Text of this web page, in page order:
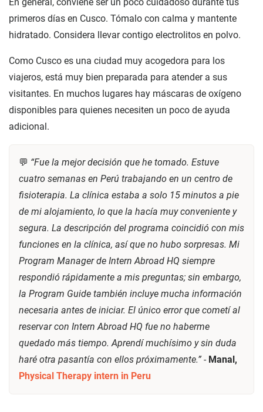
primeros días en Cusco. Tómalo con calma y mantente
hidratado. Considera llevar contigo electrolitos en polvo.
Como Cusco es una ciudad muy acogedora para los
viajeros, está muy bien preparada para atender a sus
visitantes. En muchos lugares hay máscaras de oxígeno
disponibles para quienes necesiten un poco de ayuda
adicional.
💬 “Fue la mejor decisión que he tomado. Estuve
cuatro semanas en Perú trabajando en un centro de
fisioterapia. La clínica estaba a solo 15 minutos a pie
de mi alojamiento, lo que la hacía muy conveniente y
segura. La descripción del programa coincidió con mis
funciones en la clínica, así que no hubo sorpresas. Mi
Program Manager de Intern Abroad HQ siempre
respondió rápidamente a mis preguntas; sin embargo,
la Program Guide también incluye mucha información
necesaria antes de iniciar. El único error que cometí al
reservar con Intern Abroad HQ fue no haberme
quedado más tiempo. Aprendí muchísimo y sin duda
haré otra pasantía con ellos próximamente.” - Manal,
Physical Therapy intern in Peru